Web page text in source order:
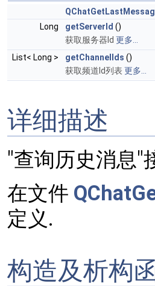
Long
getServerId ()
获取服务器Id 更多...
List< Long >
getChannelIds ()
获取频道Id列表 更多...
详细描述
"查询历史消息"
在文件
定义.
构造及析构